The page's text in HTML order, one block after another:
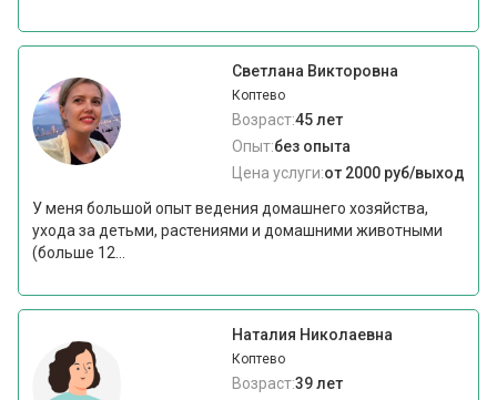
Светлана Викторовна
Коптево
Возраст:45 лет
Опыт:без опыта
Цена услуги:от 2000 руб/выход
У меня большой опыт ведения домашнего хозяйства,
ухода за детьми, растениями и домашними животными
(больше 12...
Наталия Николаевна
Коптево
Возраст:39 лет